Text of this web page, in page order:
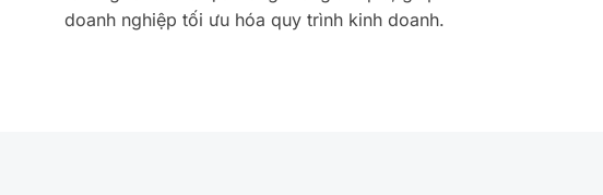
doanh nghiệp tối ưu hóa quy trình kinh doanh.